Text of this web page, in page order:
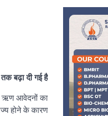
बढ़ा दी गई है
ऋण आवेदनों का
होने के कारण